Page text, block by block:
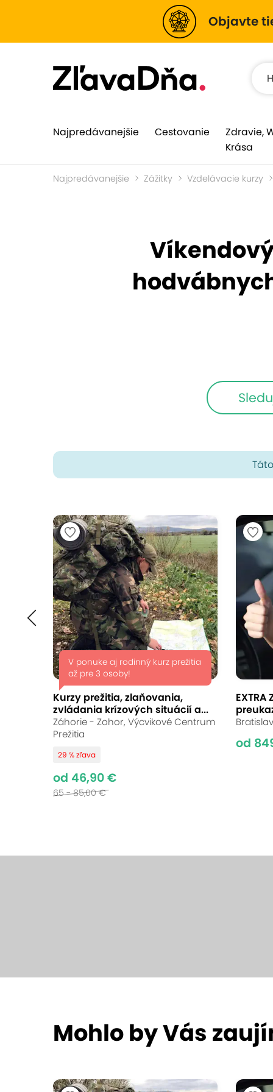
Objavte
Najpredávanejšie Cestovanie
Zdravie,
Krása
Najpredávanejšie Zážitky Vzdelávacie kurzy
V ponuke aj rodinný kurz prežitia
až pre 3 osoby!
Kurzy prežitia, zlaňovania,
zvládania krízových situácií a...
Záhorie - Zohor, Výcvikové Centrum
Prežitia
29 % zľava
od 46,90 €
65 - 85,00 €
od
Mohlo by Vás